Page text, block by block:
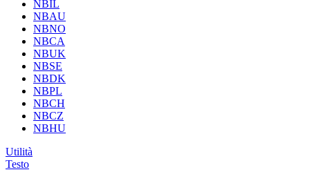
NBIL
NBAU
NBNO
NBCA
NBUK
NBSE
NBDK
NBPL
NBCH
NBCZ
NBHU
Utilità
Testo